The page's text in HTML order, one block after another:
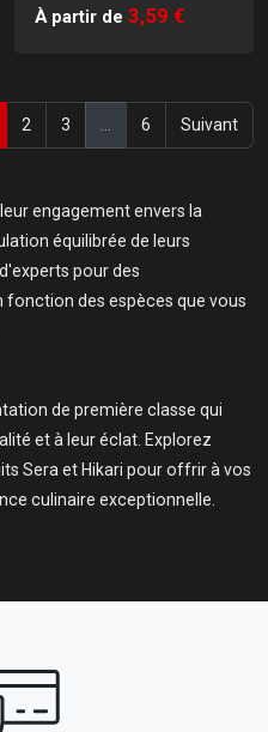
À partir de 3,59 €
(current)
2 3 6 Suivant
engagement envers la
équilibrée de leurs
pour des
des espèces que vous
de première classe qui
et à leur éclat. Explorez
Sera et Hikari pour offrir à vos
culinaire exceptionnelle.